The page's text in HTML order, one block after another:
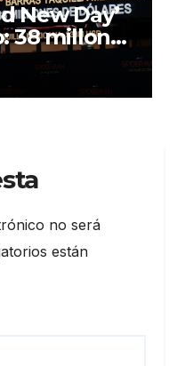
New Day’
38 millones
8
no será
están